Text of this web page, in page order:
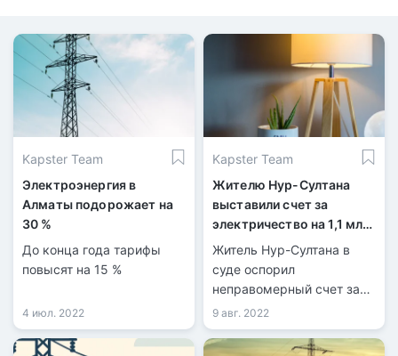
Kapster Team
Электроэнергия в
Алматы подорожает на
30 %
До конца года тарифы
повысят на 15 %
4 июл. 2022
Kapster Team
Жителю Нур-Султана
выставили счет за
электричество на 1,1 млн
тенге за два месяца
Житель Нур-Султана в
суде оспорил
неправомерный счет за
электроэнергию, который
за два месяца составил
более 1,1 млн тенге
9 авг. 2022